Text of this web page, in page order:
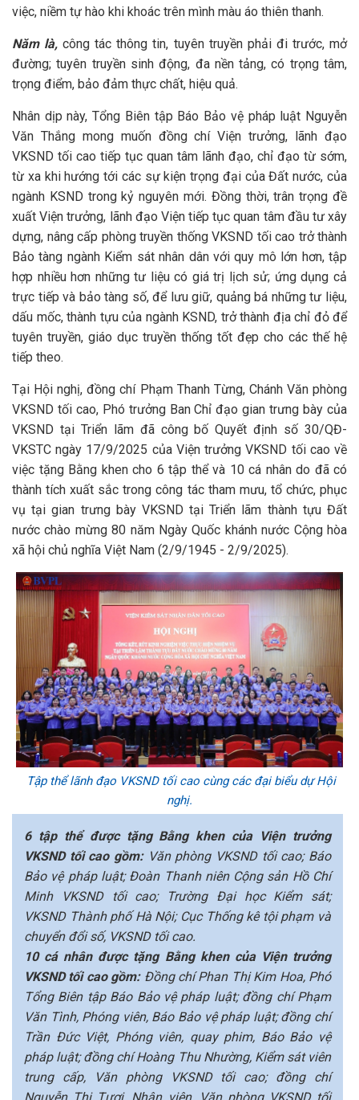
việc, niềm tự hào khi khoác trên mình màu áo thiên thanh.
Năm là,công tác thông tin, tuyên truyền phải đi trước, mở
đường; tuyên truyền sinh động, đa nền tảng, có trọng tâm,
trọng điểm, bảo đảm thực chất, hiệu quả.
Nhân dịp này, Tổng Biên tập Báo Bảo vệ pháp luật Nguyễn
Văn Thắng mong muốn đồng chí Viện trưởng, lãnh đạo
VKSND tối cao tiếp tục quan tâm lãnh đạo, chỉ đạo từ sớm,
từ xa khi hướng tới các sự kiện trọng đại của Đất nước, của
ngành KSND trong kỷ nguyên mới. Đồng thời, trân trọng đề
xuất Viện trưởng, lãnh đạo Viện tiếp tục quan tâm đầu tư xây
dựng, nâng cấp phòng truyền thống VKSND tối cao trở thành
Bảo tàng ngành Kiểm sát nhân dân với quy mô lớn hơn, tập
hợp nhiều hơn những tư liệu có giá trị lịch sử; ứng dụng cả
trực tiếp và bảo tàng số, để lưu giữ, quảng bá những tư liệu,
dấu mốc, thành tựu của ngành KSND, trở thành địa chỉ đỏ để
tuyên truyền, giáo dục truyền thống tốt đẹp cho các thế hệ
tiếp theo.
Tại Hội nghị, đồng chí Phạm Thanh Từng, Chánh Văn phòng
VKSND tối cao, Phó trưởng Ban Chỉ đạo gian trưng bày của
VKSND tại Triển lãm đã công bố Quyết định số 30/QĐ-
VKSTC ngày 17/9/2025 của Viện trưởng VKSND tối cao về
việc tặng Bằng khen cho 6 tập thể và 10 cá nhân do đã có
thành tích xuất sắc trong công tác tham mưu, tổ chức, phục
vụ tại gian trưng bày VKSND tại Triển lãm thành tựu Đất
nước chào mừng 80 năm Ngày Quốc khánh nước Cộng hòa
xã hội chủ nghĩa Việt Nam (2/9/1945 - 2/9/2025).
Tập thể lãnh đạo VKSND tối cao cùng các đại biểu dự Hội
nghị.
6 tập thể được tặng Bằng khen của Viện trưởng
VKSND tối cao gồm:Văn phòng VKSND tối cao; Báo
Bảo vệ pháp luật; Đoàn Thanh niên Cộng sản Hồ Chí
Minh VKSND tối cao; Trường Đại học Kiểm sát;
VKSND Thành phố Hà Nội; Cục Thống kê tội phạm và
chuyển đổi số, VKSND tối cao.
10 cá nhân được tặng Bằng khen của Viện trưởng
VKSND tối cao gồm:Đồng chí Phan Thị Kim Hoa, Phó
Tổng Biên tập Báo Bảo vệ pháp luật; đồng chí Phạm
Văn Tình, Phóng viên, Báo Bảo vệ pháp luật; đồng chí
Trần Đức Việt, Phóng viên, quay phim, Báo Bảo vệ
pháp luật; đồng chí Hoàng Thu Nhường, Kiểm sát viên
trung cấp, Văn phòng VKSND tối cao; đồng chí